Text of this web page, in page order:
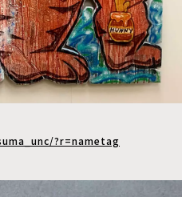
?r=nametag